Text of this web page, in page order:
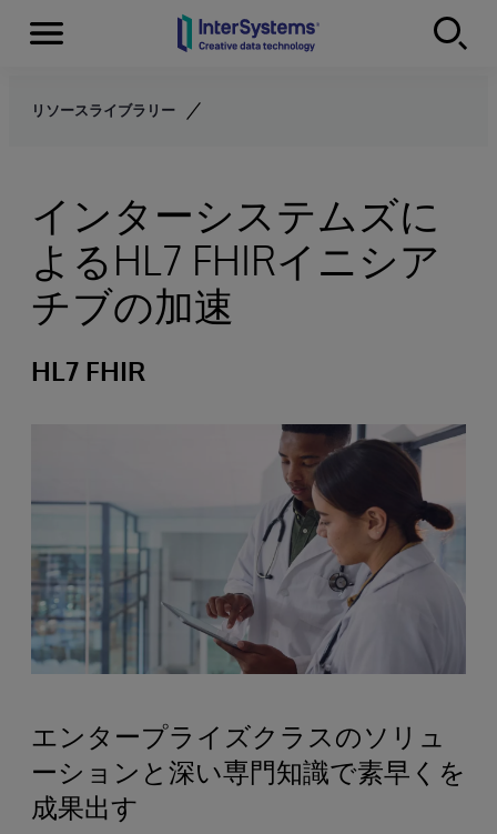
Skip to content
Menu
リソースライブラリー
インターシステムズに
よるHL7 FHIRイニシア
チブの加速
HL7 FHIR
エンタープライズクラスのソリュ
ーションと深い専門知識で素早くを
成果出す